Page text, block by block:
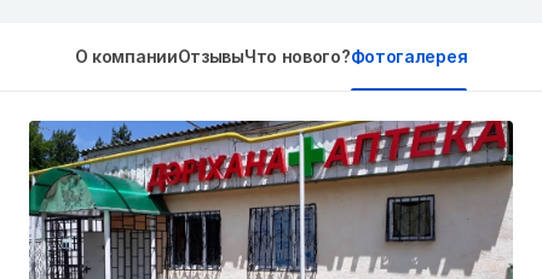
О компанииОтзывыЧто нового?Фотогалерея